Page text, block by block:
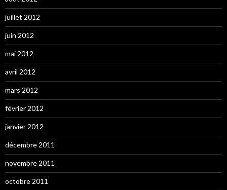
juillet 2012
juin 2012
mai 2012
avril 2012
mars 2012
février 2012
janvier 2012
décembre 2011
novembre 2011
octobre 2011